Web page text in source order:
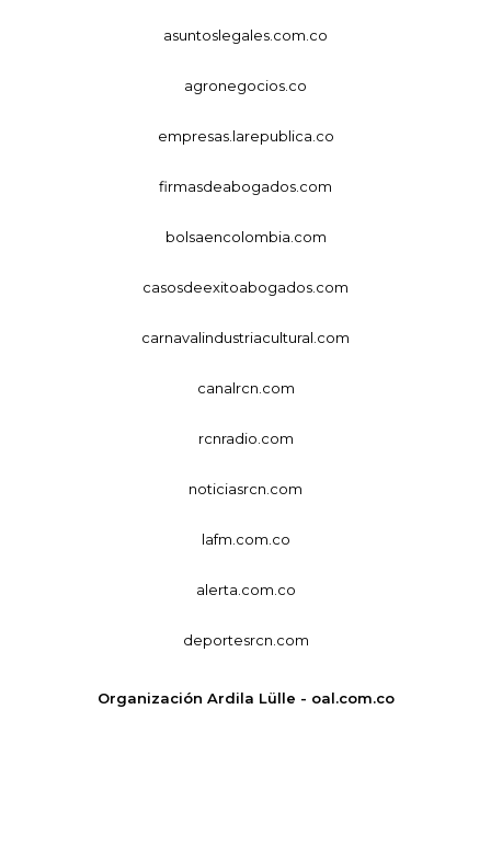
asuntoslegales.com.co
agronegocios.co
empresas.larepublica.co
firmasdeabogados.com
bolsaencolombia.com
casosdeexitoabogados.com
carnavalindustriacultural.com
canalrcn.com
rcnradio.com
noticiasrcn.com
lafm.com.co
alerta.com.co
deportesrcn.com
Organización Ardila Lülle - oal.com.co